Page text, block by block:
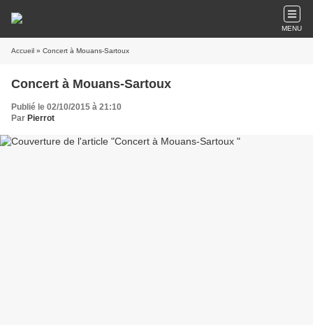
MENU
Accueil » Concert à Mouans-Sartoux
Concert à Mouans-Sartoux
Publié le 02/10/2015 à 21:10
Par Pierrot